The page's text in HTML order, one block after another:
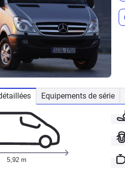
Equipements de série
5,92 m